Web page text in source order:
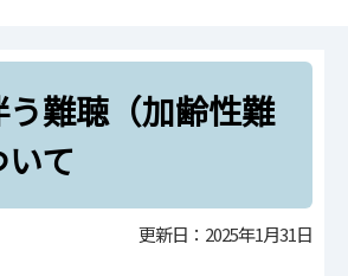
う難聴（加齢性難聴）について
難聴（加齢性難
て
更新日：2025年1月31日